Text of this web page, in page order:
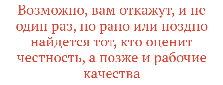
Возможно, вам откажут, и не
один раз, но рано или поздно
найдется тот, кто оценит
честность, а позже и рабочие
качества